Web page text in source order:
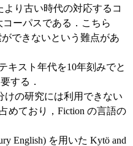
より古い時代の対応するコ
ーパスである．こちら
できないという難点があ
キスト年代を10年刻みでと
する．
けの研究には利用できない
めており，Fiction の言語の
English) を用いた Kytö and